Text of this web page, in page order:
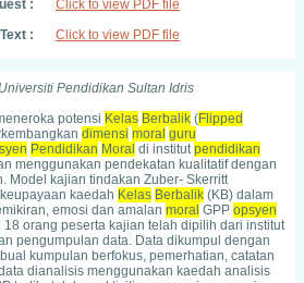
: Click to view PDF file
: Click to view PDF file
Universiti Pendidikan Sultan Idris
potensi Kelas Berbalik (Flipped
dimensi moral guru
Pendidikan Moral di institutpendidikan
menggunakan pendekatan kualitatif dengan
Model kajian tindakan Zuber- Skerritt
kaedah Kelas Berbalik (KB) dalam
emosi dan amalan moral GPP opsyen
18 orang peserta kajian telah dipilih dari institut
pengumpulan data. Data dikumpul dengan
kumpulan berfokus, pemerhatian, catatan
dianalisis menggunakan kaedah analisis